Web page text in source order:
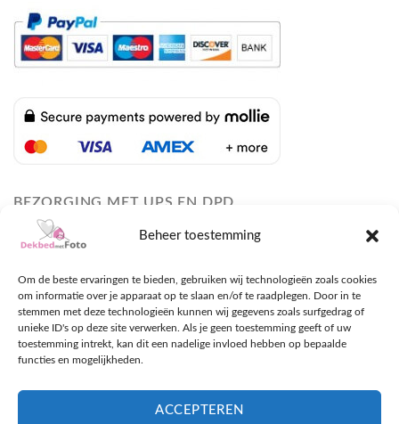
Beheer toestemming
Om de beste ervaringen te bieden, gebruiken wij technologieën zoals cookies
om informatie over je apparaat op te slaan en/of te raadplegen. Door in te
stemmen met deze technologieën kunnen wij gegevens zoals surfgedrag of
unieke ID's op deze site verwerken. Als je geen toestemming geeft of uw
toestemming intrekt, kan dit een nadelige invloed hebben op bepaalde
functies en mogelijkheden.
ACCEPTEREN
BEZORGING MET UPS EN DPD